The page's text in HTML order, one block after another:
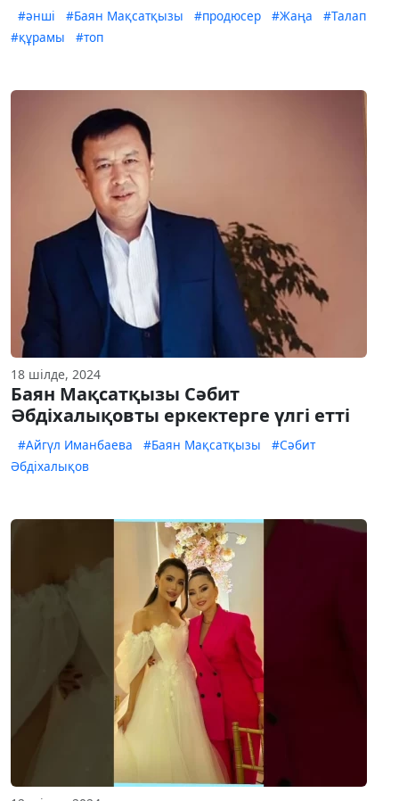
#әнші #Баян Мақсатқызы #продюсер #Жаңа
#Талап
#құрамы
#топ
18 шілде, 2024
Баян Мақсатқызы Сәбит
Әбдіхалықовты еркектерге үлгі етті
#Айгүл Иманбаева #Баян Мақсатқызы
#Сәбит
Әбдіхалықов